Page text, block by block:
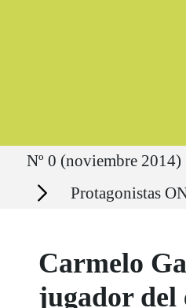
Ruta del sitio
Nº 0 (noviembre 2014)
Secciones Protagonistas
Carmelo
jugador del